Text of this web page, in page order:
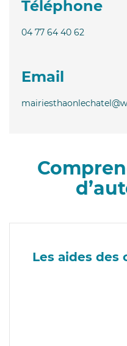
Téléphone
04 77 64 40 62
Email
Les aides des